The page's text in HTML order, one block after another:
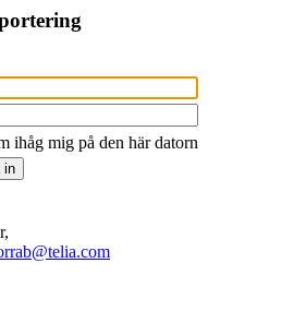
ihåg mig på den här datorn